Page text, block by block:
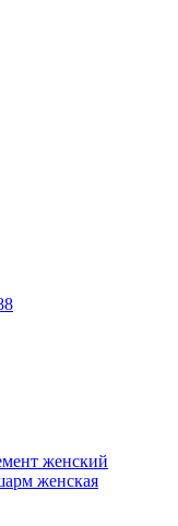
женcкий
женская